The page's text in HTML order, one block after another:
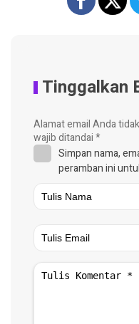
Tinggalkan
Alamat email Anda
wajib ditandai*
Simpan nama,
peramban ini